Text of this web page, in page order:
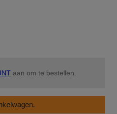
aan om te bestellen.